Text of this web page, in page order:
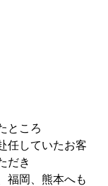
ところ
任していたお客
だき
福岡、熊本へも